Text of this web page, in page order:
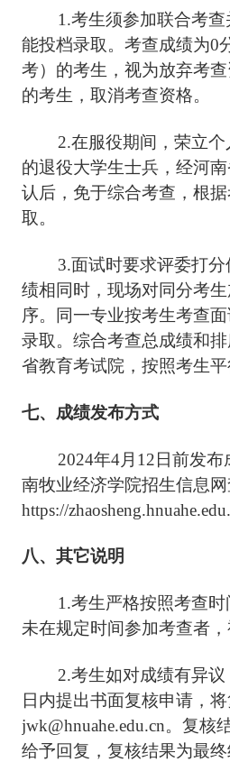
1.考生须参加联合考
能投档录取。考查成绩为0
考）的考生，视为放弃考
的考生，取消考查资格。
2.在服役期间，荣立
的退役大学生士兵，经河
认后，免于综合考查，根
取。
3.面试时要求评委打
绩相同时，现场对同分考
序。同一专业按考生考查
录取。综合考查总成绩和
省教育考试院，按照考生平
七、成绩发布方式
2024年4月12日前发
南牧业经济学院招生信息
https://
八、其它说明
1.考生严格按照考查时
未在规定时间参加考查者，
2.考生如对成绩有异
日内提出书面复核申请，
jwk@hnuahe.edu.cn。复核
给予回复，复核结果为最终